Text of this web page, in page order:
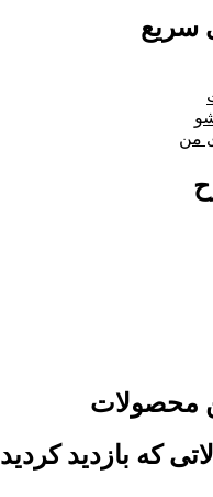
سریع
من
محصولات
که بازدید کردید